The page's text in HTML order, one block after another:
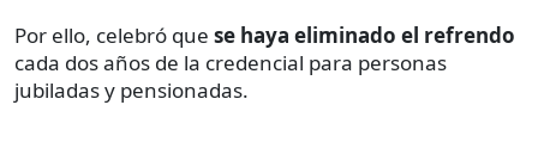
Por ello, celebró que se haya eliminado el refrendo
cada dos años de la credencial para personas
jubiladas y pensionadas.